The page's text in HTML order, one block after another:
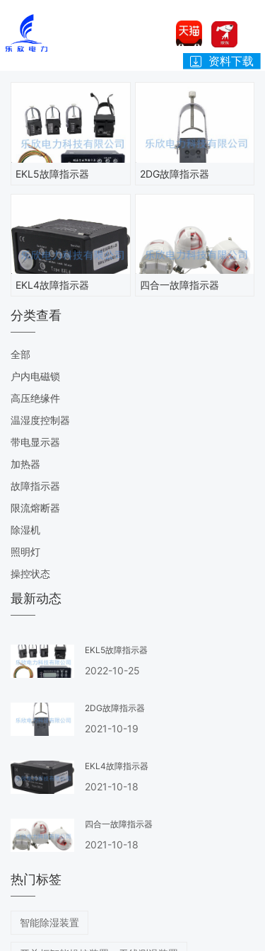
资料下载
EKL5故障指示器 2DG故障指示器
EKL4故障指示器 四合一故障指示器
分类查看
全部
户内电磁锁
高压绝缘件
温湿度控制器
带电显示器
加热器
故障指示器
限流熔断器
除湿机
照明灯
操控状态
最新动态
EKL5故障指示器
2022-10-25
2DG故障指示器
2021-10-19
EKL4故障指示器
2021-10-18
四合一故障指示器
2021-10-18
热门标签
智能除湿装置